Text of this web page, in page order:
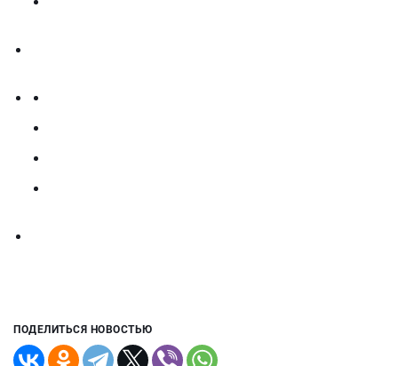
ПОДЕЛИТЬСЯ НОВОСТЬЮ